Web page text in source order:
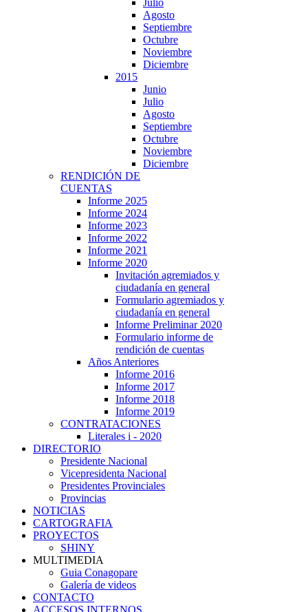
Julio
Agosto
Septiembre
Octubre
Noviembre
Diciembre
2015
Junio
Julio
Agosto
Septiembre
Octubre
Noviembre
Diciembre
RENDICIÓN DE
CUENTAS
Informe 2025
Informe 2024
Informe 2023
Informe 2022
Informe 2021
Informe 2020
Invitación agremiados y
ciudadanía en general
Formulario agremiados y
ciudadanía en general
Informe Preliminar 2020
Formulario informe de
rendición de cuentas
Años Anteriores
Informe 2016
Informe 2017
Informe 2018
Informe 2019
CONTRATACIONES
Literales i - 2020
DIRECTORIO
Presidente Nacional
Vicepresidenta Nacional
Presidentes Provinciales
Provincias
NOTICIAS
CARTOGRAFIA
PROYECTOS
SHINY
MULTIMEDIA
Guia Conagopare
Galería de videos
CONTACTO
ACCESOS INTERNOS